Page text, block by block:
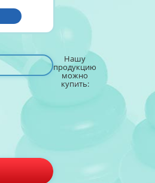
Нашу
продукцию
можно
купить: